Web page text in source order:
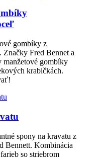
gombíky z
Značky Fred Bennet a
gombíky
krabičkách.
spony na kravatu z
Bennett. Kombinácia
so striebrom